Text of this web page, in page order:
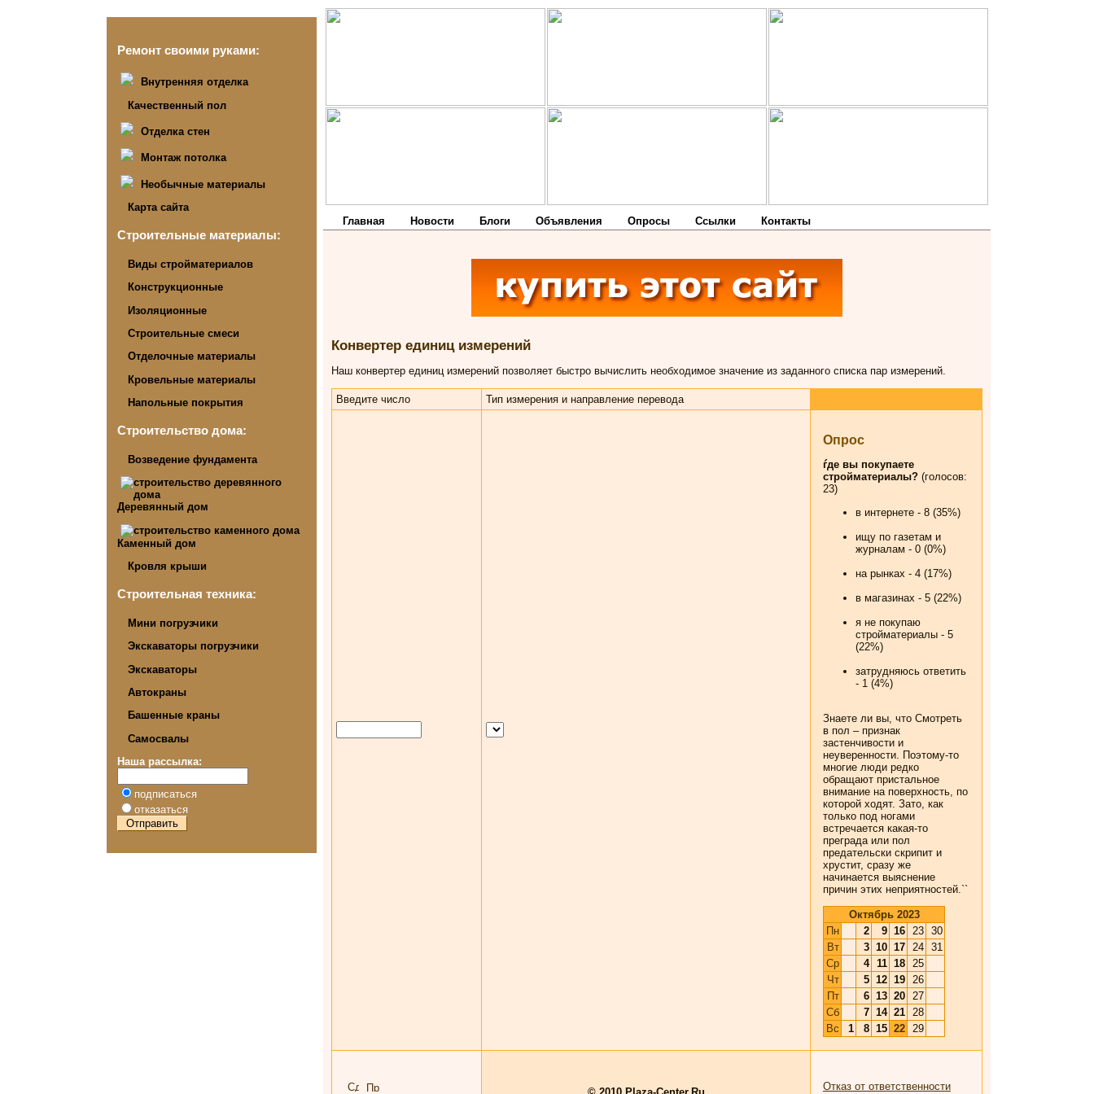
Ремонт своими руками:
Внутренняя отделка
Качественный пол
Отделка стен
Монтаж потолка
Необычные материалы
Карта сайта
Строительные материалы:
Виды стройматериалов
Конструкционные
Изоляционные
Строительные смеси
Отделочные материалы
Кровельные материалы
Напольные покрытия
Строительство дома:
Возведение фундамента
Деревянный дом
Каменный дом
Кровля крыши
Строительная техника:
Мини погрузчики
Экскаваторы погрузчики
Экскаваторы
Автокраны
Башенные краны
Самосвалы
Наша рассылка:
подписаться
отказаться
Главная Новости Блоги Объявления Опросы Ссылки Контакты
Конвертер единиц измерений
Наш конвертер единиц измерений позволяет быстро вычислить необходимое значение из заданного списка пар измерений.
Введите число Тип измерения и направление перевода
Опрос
ѓде вы покупаете
стройматериалы? (голосов:
23)
в интернете - 8 (35%)
ищу по газетам и
журналам - 0 (0%)
на рынках - 4 (17%)
в магазинах - 5 (22%)
я не покупаю
стройматериалы - 5
(22%)
затрудняюсь ответить
- 1 (4%)
Знаете ли вы, что Смотреть
в пол – признак
застенчивости и
неуверенности. Поэтому-то
многие люди редко
обращают пристальное
внимание на поверхность, по
которой ходят. Зато, как
только под ногами
встречается какая-то
преграда или пол
предательски скрипит и
хрустит, сразу же
начинается выяснение
причин этих неприятностей.``
Октябрь 2023
Пн
2 9 16 23 30
Вт
3 10 17 24 31
Ср
4 11 18 25
Чт
5 12 19 26
Пт
6 13 20 27
Сб
7 14 21 28
Вс
1 8 15 22 29
Отказ от ответственности